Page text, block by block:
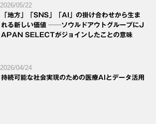
2026/05/22
「地方」「SNS」「AI」の掛け合わせから生ま
れる新しい価値 ──ソウルドアウトグループにJ
APAN SELECTがジョインしたことの意味
2026/04/24
持続可能な社会実現のための医療AIとデータ活用